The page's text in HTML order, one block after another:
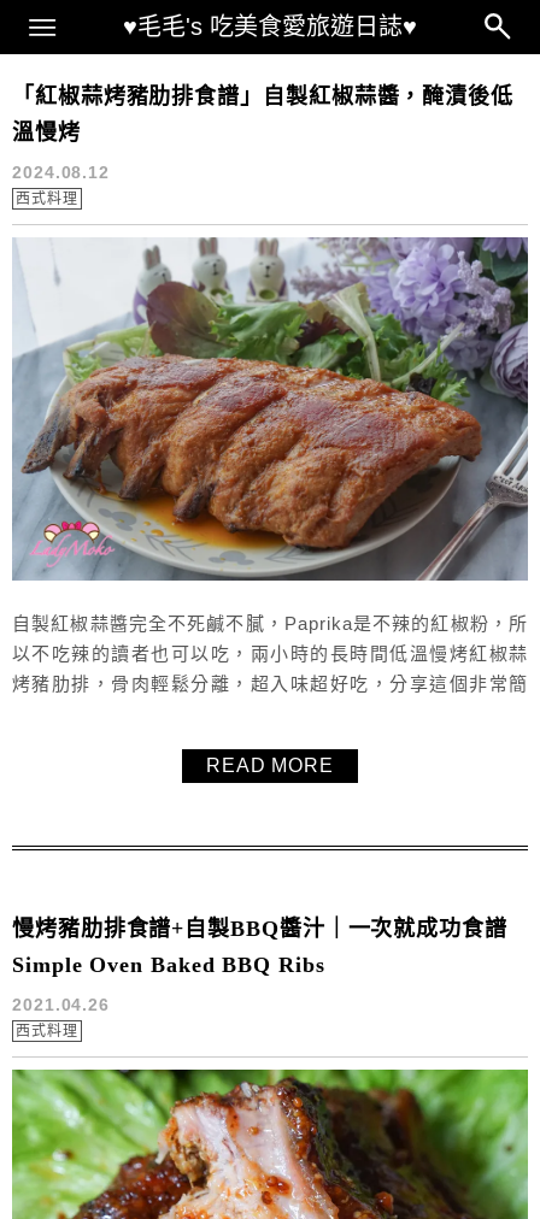
♥毛毛's 吃美食愛旅遊日誌♥
Main Menu
豬肋排 料理
「紅椒蒜烤豬肋排食譜」自製紅椒蒜醬，醃漬後低
溫慢烤
2024.08.12
西式料理
自製紅椒蒜醬完全不死鹹不膩，Paprika是不辣的紅椒粉，所
以不吃辣的讀者也可以吃，兩小時的長時間低溫慢烤紅椒蒜
烤豬肋排，骨肉輕鬆分離，超入味超好吃，分享這個非常簡
READ MORE
慢烤豬肋排食譜+自製BBQ醬汁｜一次就成功食譜
Simple Oven Baked BBQ Ribs
2021.04.26
西式料理